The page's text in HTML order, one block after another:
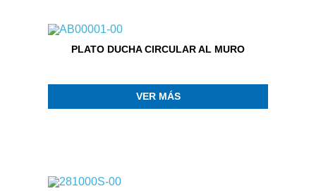
PLATO DUCHA CIRCULAR AL MURO
VER MÁS